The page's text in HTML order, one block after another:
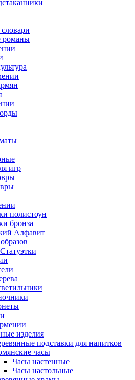
романы
игр
полистоун
бронза
Алфавит
изделия
подставки для напитков
часы
Часы настенные
Часы настольные